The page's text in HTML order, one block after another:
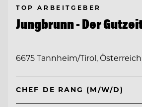
TOP ARBEITGEBER
Jungbrunn - Der
6675 Tannheim/Tirol, Österreich
CHEF DE RANG (M/W/D)